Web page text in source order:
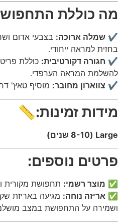
מה כוללת
✔️ שמלה ארוכה: בצבעי אדום
בחזית למראה ייחודי.
✔️ חגורה דקורטיבית: כוללת
להשלמת המראה הערפדי.
✔️ צווארון מחובר: מוסיף טאץ'
מידות זמינות:📏
Large (8-10 שנים)
פרטים נוספים:
✅ מוצר רשמי: תחפושת מקורית
✅ אריזה נוחה: מגיעה באריזת
ושמירה על התחפושת במצב